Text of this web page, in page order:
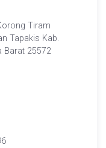
Tiram
Tapakis Kab.
Barat 25572